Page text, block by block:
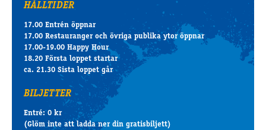
HÅLLTIDER
17.00 Entrén öppnar
17.00 Restauranger och övriga publika ytor öppnar
17.00-19.00 Happy Hour
18.20 Första loppet startar
ca. 21.30 Sista loppet går
BILJETTER
Entré: 0 kr
(Glöm inte att ladda ner din gratisbiljett)